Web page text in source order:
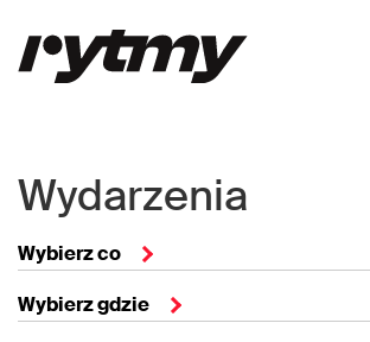
Wydarzenia
Wybierz co
Wybierz gdzie